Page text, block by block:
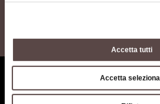
Accetta tutti
Accetta
l’innovazione. La pasta stessa
aromatizzata in vari modi: i
gialli, ma vengono prodotti
viene colorata con gli spinaci),
barbabietola) e addirittura
Dove siamo
Il